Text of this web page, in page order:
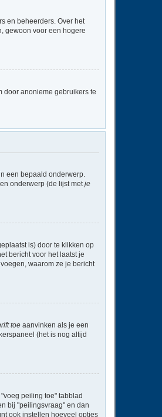
en beheerders. Over het
gewoon voor een hogere
door anonieme gebruikers te
een bepaald onderwerp.
onderwerp (de lijst metje
is) door te klikken op
bericht voor het laatst je
waarom ze je bericht
toe aanvinken als je een
(het is nog altijd
peiling toe" tabblad
bij "peilingsvraag" en dan
ook instellen hoeveel opties